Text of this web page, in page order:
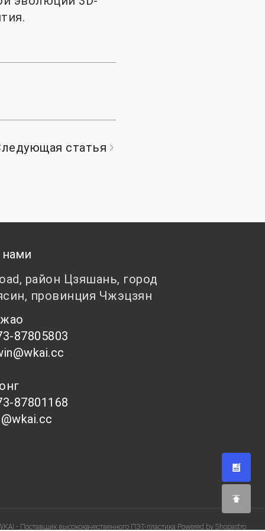
статья
нами
район Цзяшань, город
провинция Чжэцзян
87805803
87801168
- Поставщик высококачественного ПЭТ-пластика Powered by Shopastro